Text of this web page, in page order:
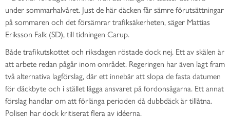
under sommarhalvåret. Just de här däcken får sämre förutsättningar
på sommaren och det försämrar trafiksäkerheten, säger Mattias
Eriksson Falk (SD), till tidningen Carup.
Både trafikutskottet och riksdagen röstade dock nej. Ett av skälen är
att arbete redan pågår inom området. Regeringen har även lagt fram
två alternativa lagförslag, där ett innebär att slopa de fasta datumen
för däckbyte och i stället lägga ansvaret på fordonsägarna. Ett annat
förslag handlar om att förlänga perioden då dubbdäck är tillåtna.
Polisen har dock kritiserat flera av idéerna.